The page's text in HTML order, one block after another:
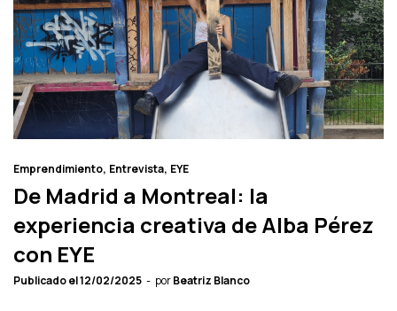
Emprendimiento Entrevista EYE
De Madrid a Montreal: la
experiencia creativa de Alba Pérez
con EYE
Publicado el12/02/2025 porBeatriz Blanco